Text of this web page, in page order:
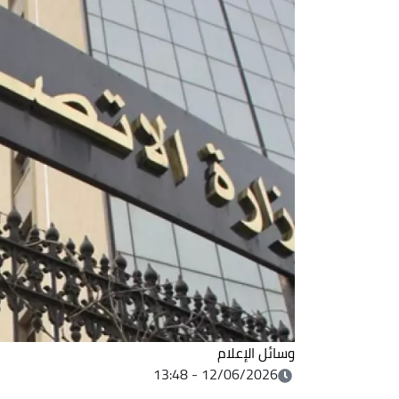
وسائل الإعلام
12/06/2026 - 13:48